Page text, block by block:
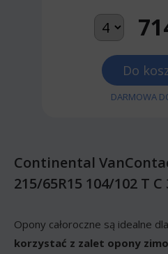
Do
DARMOWA
Continental
215/65R15 104/102 T C
Opony całoroczne są idealne
korzystać z zalet opony